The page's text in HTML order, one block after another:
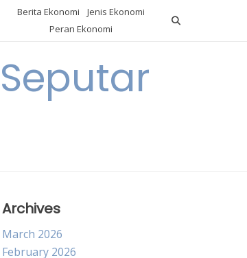
Berita Ekonomi
Jenis Ekonomi
Peran Ekonomi
Seputar
Archives
March 2026
February 2026